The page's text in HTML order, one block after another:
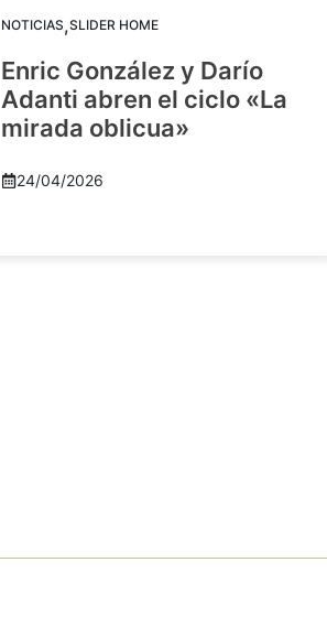
NOTICIAS,SLIDER HOME
Enric González y Darío
Adanti abren el ciclo «La
mirada oblicua»
24/04/2026